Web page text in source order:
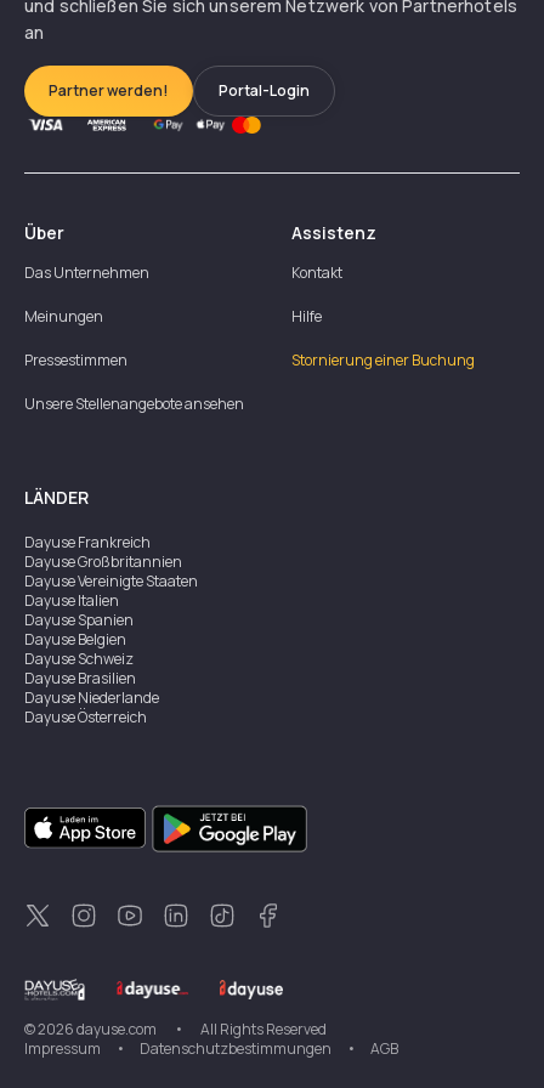
und schließen Sie sich unserem Netzwerk von Partnerhotels
an
Partner werden! Portal-Login
Über
Das Unternehmen
Meinungen
Pressestimmen
Unsere Stellenangebote ansehen
Assistenz
Kontakt
Hilfe
Stornierung einer Buchung
LÄNDER
DayuseFrankreich
DayuseGroßbritannien
DayuseVereinigte Staaten
DayuseItalien
DayuseSpanien
DayuseBelgien
DayuseSchweiz
DayuseBrasilien
DayuseNiederlande
DayuseÖsterreich
DayuseSingapur
DayuseZweden
DayuseThailand
DayuseNeuseeland
DayuseTürkei
©2026dayuse.com •
All Rights Reserved
Impressum
• Datenschutzbestimmungen • AGB